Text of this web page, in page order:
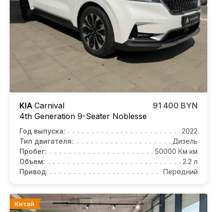
KIA Carnival
4th Generation 9-Seater Noblesse
91 400 BYN
Год выпуска:
2022
Тип двигателя:
Дизель
Пробег:
50000 Км км
Объем:
2.2 л
Привод:
Передний
Китай